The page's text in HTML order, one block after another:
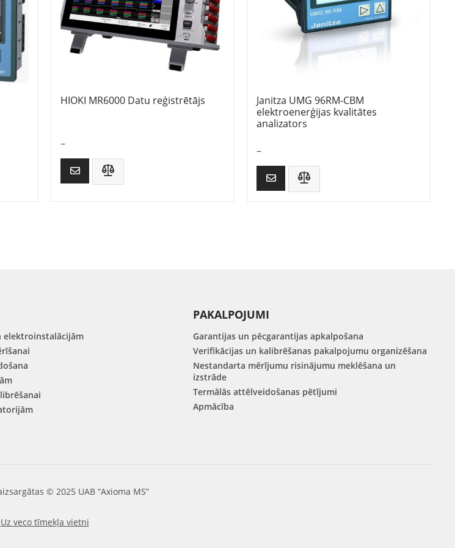
HIOKI MR6000 Datu reģistrētājs
–
Janitza UMG 96RM-CBM
elektroenerģijas kvalitātes
analizators
–
elektroinstalācijām
PAKALPOJUMI
Garantijas un pēcgarantijas apkalpošana
Verifikācijas un kalibrēšanas pakalpojumu organizēšana
Nestandarta mērījumu risinājumu meklēšana un
izstrāde
Termālās attēlveidošanas pētījumi
Apmācība
© 2025 UAB “Axioma MS”
Uz veco tīmekļa vietni